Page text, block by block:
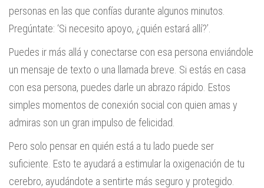
personas en las que confías durante algunos minutos.
Pregúntate: ‘Si necesito apoyo, ¿quién estará allí?’.
Puedes ir más allá y conectarse con esa persona enviándole
un mensaje de texto o una llamada breve. Si estás en casa
con esa persona, puedes darle un abrazo rápido. Estos
simples momentos de conexión social con quien amas y
admiras son un gran impulso de felicidad.
Pero solo pensar en quién está a tu lado puede ser
suficiente. Esto te ayudará a estimular la oxigenación de tu
cerebro, ayudándote a sentirte más seguro y protegido.